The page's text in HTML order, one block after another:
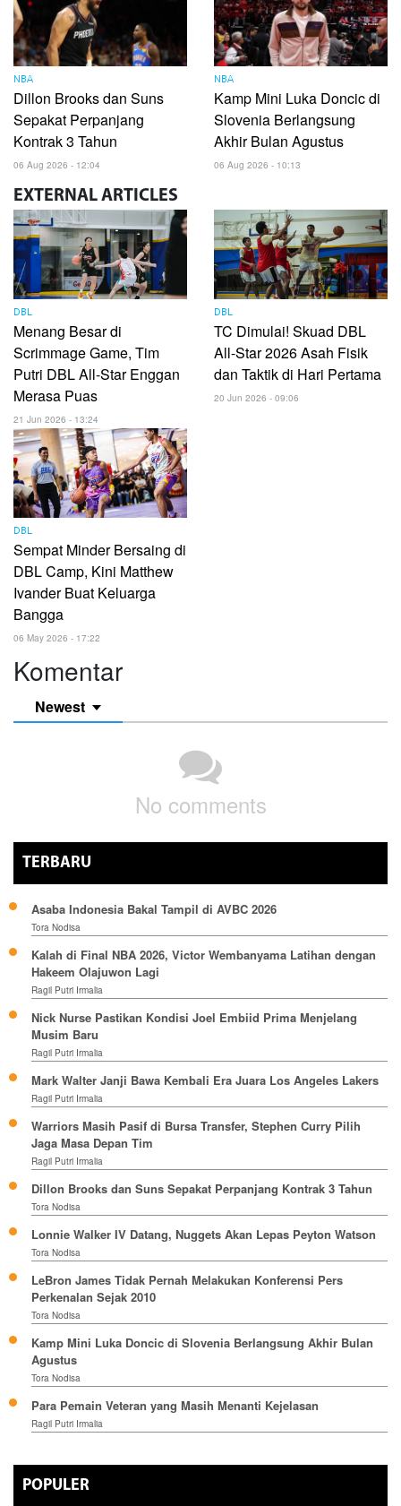
NBA
Dillon Brooks dan Suns
Sepakat Perpanjang
Kontrak 3 Tahun
06 Aug 2026 - 12:04
NBA
Kamp Mini Luka Doncic di
Slovenia Berlangsung
Akhir Bulan Agustus
06 Aug 2026 - 10:13
EXTERNAL ARTICLES
DBL
Menang Besar di
Scrimmage Game, Tim
Putri DBL All-Star Enggan
Merasa Puas
21 Jun 2026 - 13:24
DBL
TC Dimulai! Skuad DBL
All-Star 2026 Asah Fisik
dan Taktik di Hari Pertama
20 Jun 2026 - 09:06
DBL
Sempat Minder Bersaing di
DBL Camp, Kini Matthew
Ivander Buat Keluarga
Bangga
06 May 2026 - 17:22
Komentar
Newest
No comments
TERBARU
Asaba Indonesia Bakal Tampil di AVBC 2026
Tora Nodisa
Kalah di Final NBA 2026, Victor Wembanyama Latihan dengan
Hakeem Olajuwon Lagi
Ragil Putri Irmalia
Nick Nurse Pastikan Kondisi Joel Embiid Prima Menjelang
Musim Baru
Ragil Putri Irmalia
Mark Walter Janji Bawa Kembali Era Juara Los Angeles Lakers
Ragil Putri Irmalia
Warriors Masih Pasif di Bursa Transfer, Stephen Curry Pilih
Jaga Masa Depan Tim
Ragil Putri Irmalia
Dillon Brooks dan Suns Sepakat Perpanjang Kontrak 3 Tahun
Tora Nodisa
Lonnie Walker IV Datang, Nuggets Akan Lepas Peyton Watson
Tora Nodisa
LeBron James Tidak Pernah Melakukan Konferensi Pers
Perkenalan Sejak 2010
Tora Nodisa
Kamp Mini Luka Doncic di Slovenia Berlangsung Akhir Bulan
Agustus
Tora Nodisa
Para Pemain Veteran yang Masih Menanti Kejelasan
Ragil Putri Irmalia
POPULER